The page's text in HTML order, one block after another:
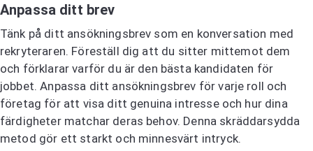
Anpassa ditt brev
Tänk på ditt ansökningsbrev som en konversation med
rekryteraren. Föreställ dig att du sitter mittemot dem
och förklarar varför du är den bästa kandidaten för
jobbet. Anpassa ditt ansökningsbrev för varje roll och
företag för att visa ditt genuina intresse och hur dina
färdigheter matchar deras behov. Denna skräddarsydda
metod gör ett starkt och minnesvärt intryck.